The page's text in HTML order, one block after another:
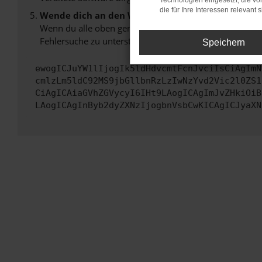
Wende dich an den Webseitenbetreiber.
Wenn du alle oben genannten Schritte versucht hast,
Fehlersuche zu unterstützen:
die für Ihre Interessen relevant
Speichern